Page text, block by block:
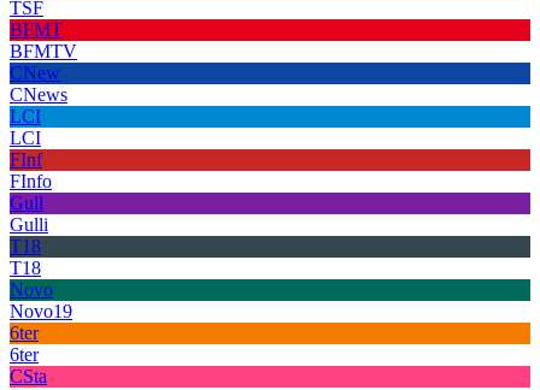
TSF
BFMT
BFMTV
CNew
CNews
LCI
LCI
FInf
FInfo
Gull
Gulli
T18
T18
Novo
Novo19
6ter
6ter
CSta